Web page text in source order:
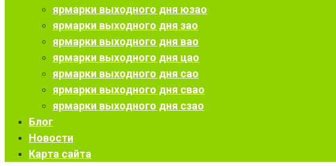
ярмарки выходного дня юзао
ярмарки выходного дня зао
ярмарки выходного дня вао
ярмарки выходного дня цао
ярмарки выходного дня сао
ярмарки выходного дня свао
ярмарки выходного дня сзао
Блог
Новости
Карта сайта